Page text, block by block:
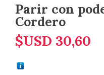
Parir con
Cordero
$USD 30,60